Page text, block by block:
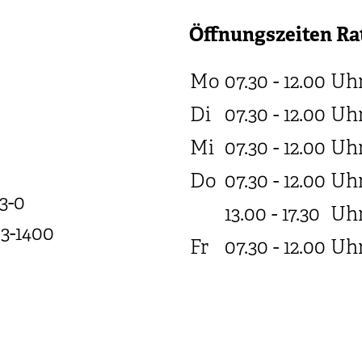
0
1400
Öffnungszeiten
Mo 07.30 - 12.00
Di 07.30 - 12.00
Mi 07.30 - 12.00
Do 07.30 - 12.00
13.00 - 17.30
Fr
07.30 - 12.00